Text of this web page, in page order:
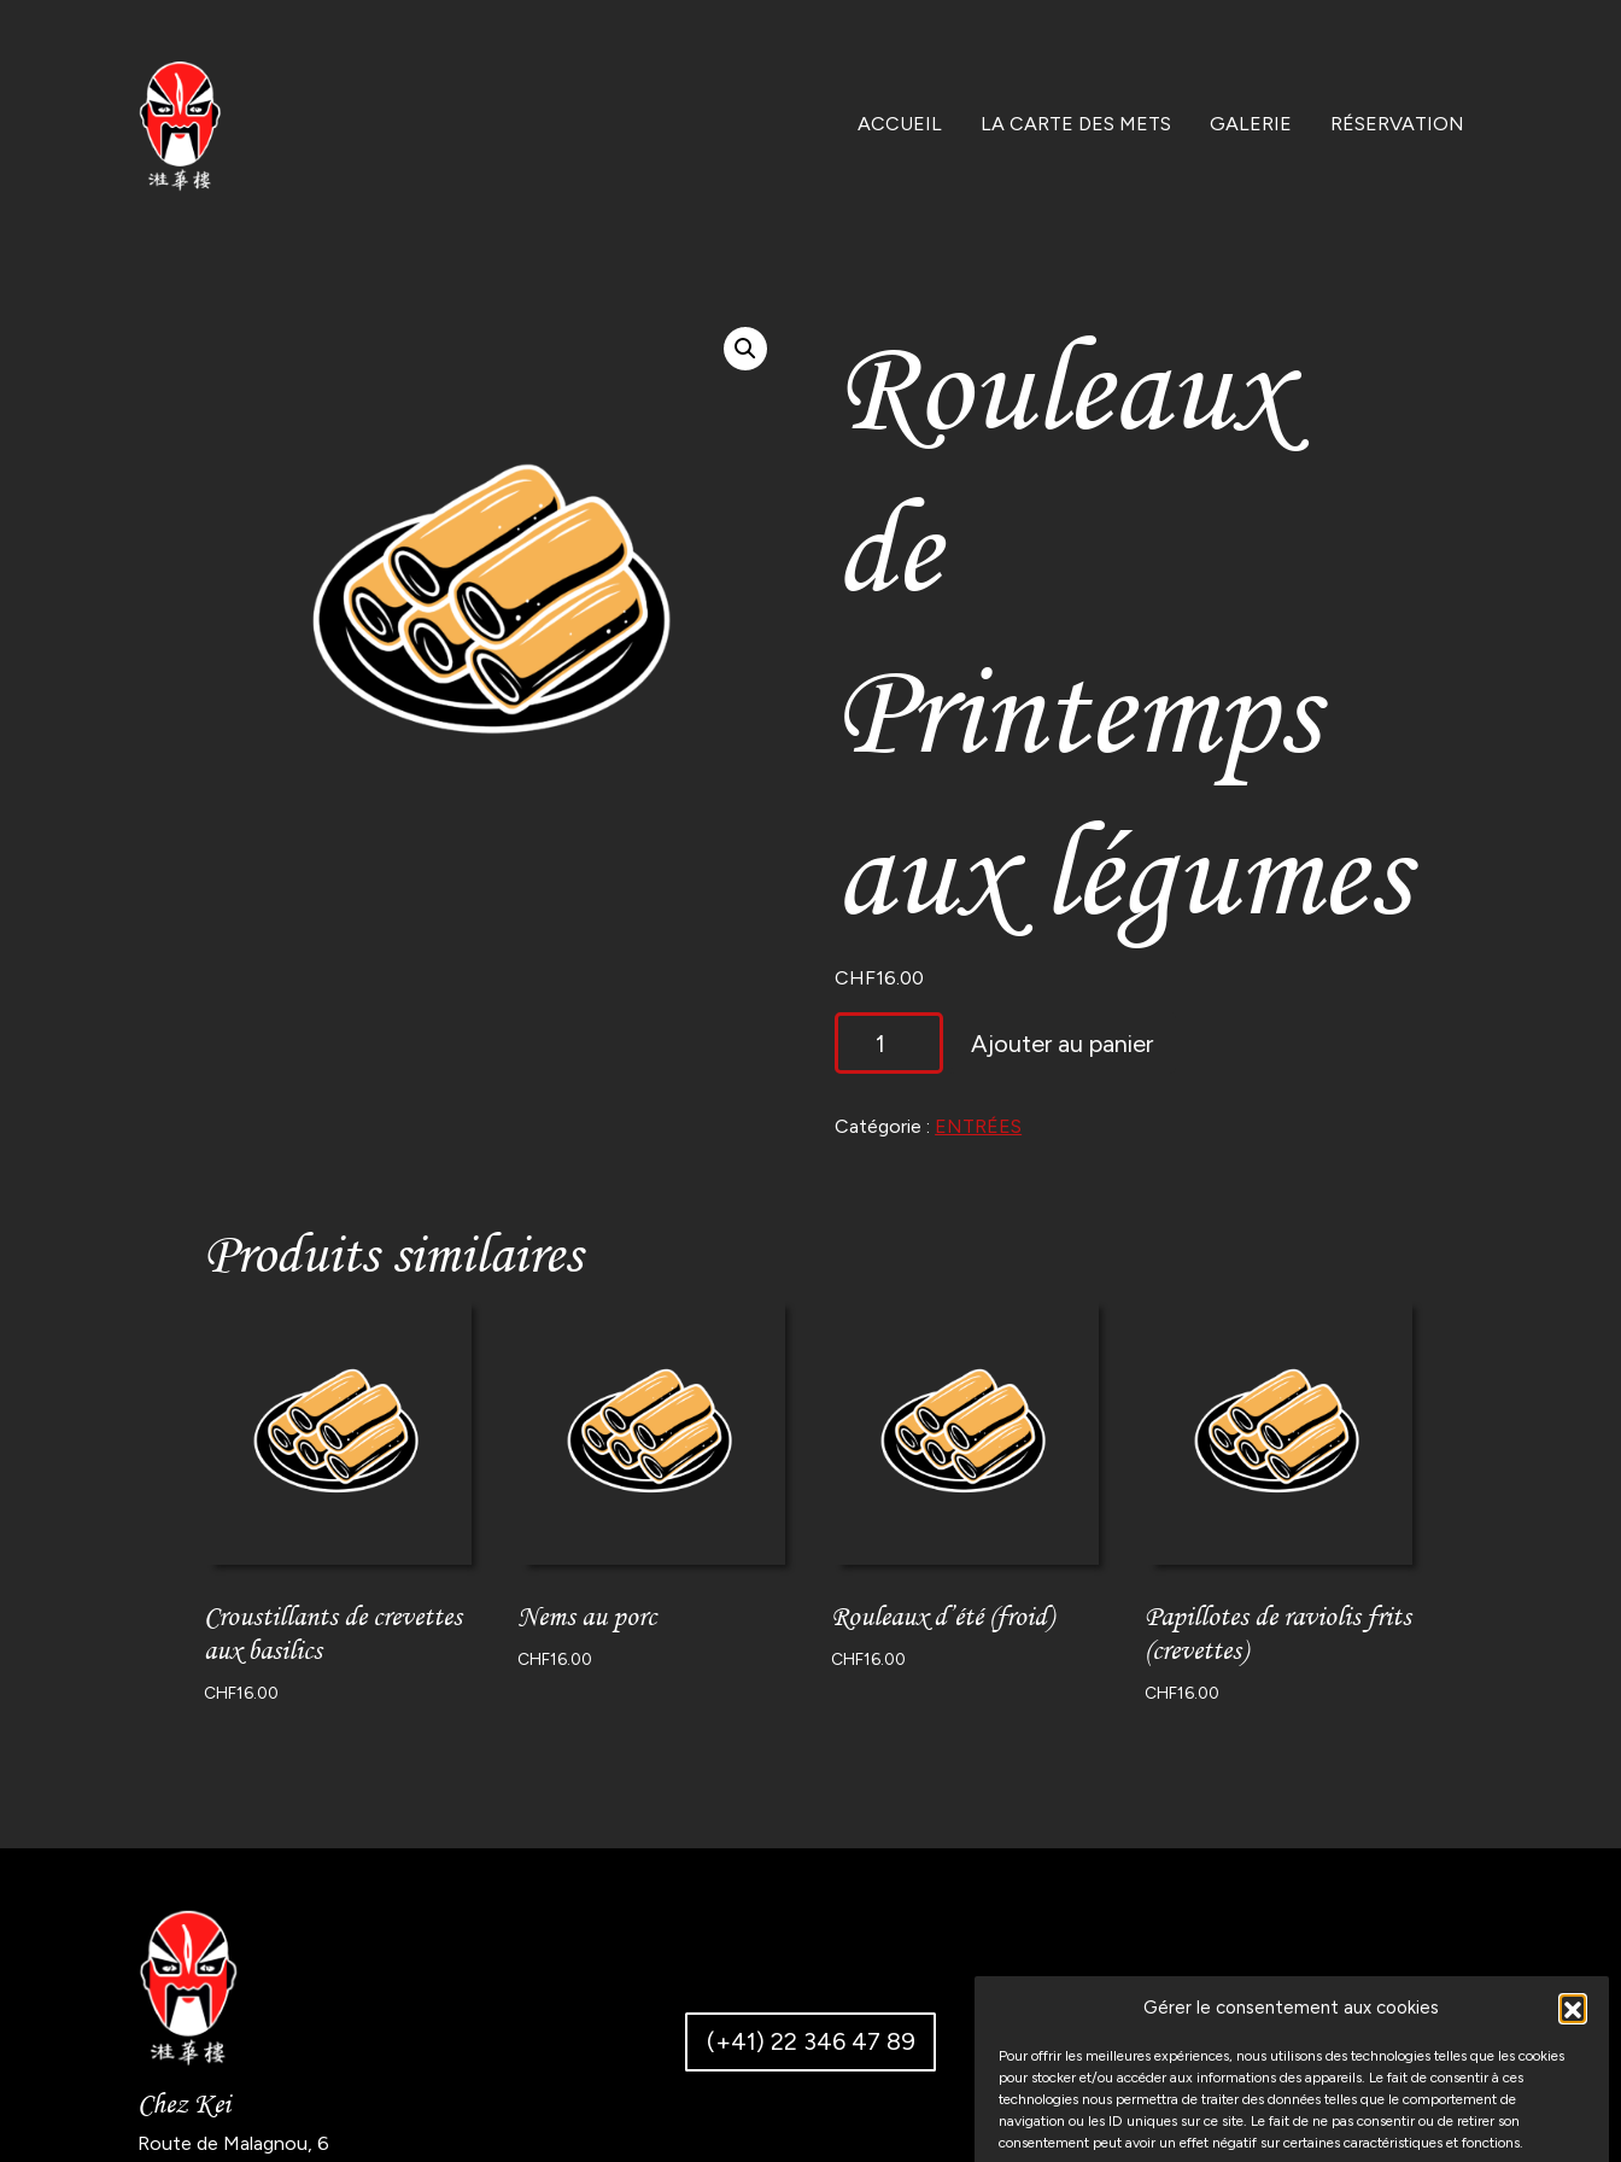
Gérer le consentement aux cookies
Pour offrir les meilleures expériences, nous utilisons des technologies telles que les cookies
pour stocker et/ou accéder aux informations des appareils. Le fait de consentir à ces
technologies nous permettra de traiter des données telles que le comportement de
navigation ou les ID uniques sur ce site. Le fait de ne pas consentir ou de retirer son
consentement peut avoir un effet négatif sur certaines caractéristiques et fonctions.
ACCUEIL LA CARTE DES METS GALERIE RÉSERVATION
Rouleaux
de
Printemps
aux légumes
CHF16.00
QUANTITÉ
ROULEAUX
AUX
Ajouter au panier
Catégorie : ENTRÉES
Produits similaires
Croustillants de crevettes
aux basilics
CHF16.00
Nems au porc
CHF16.00
Rouleaux d’été (froid)
CHF16.00
Papillotes de raviolis frits
(crevettes)
CHF16.00
Chez Kei
Route de Malagnou, 6
(+41) 22 346 47 89